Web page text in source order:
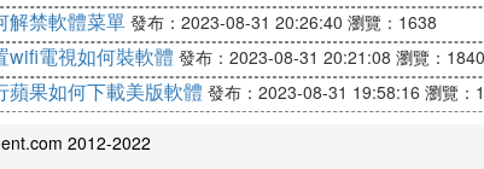
視頻中的水印，支持通過鏈接快速提取各大視
下載小牛去水印吧！
解禁軟體菜單 發布：2023-08-31 20:26:40 瀏覽：1638
wifi電視如何裝軟體 發布：2023-08-31 20:21:08 瀏覽：1840
蘋果如何下載美版軟體 發布：2023-08-31 19:58:16 瀏覽：
2012-2022